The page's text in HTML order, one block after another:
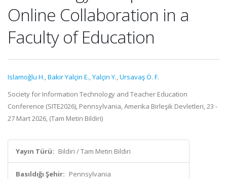
Online Collaboration in a
Faculty of Education
Islamoğlu H.,Bakir Yalçin E.,Yalçin Y.,Ursavaş Ö. F.
Society for Information Technology and Teacher Education
Conference (SITE2026), Pennsylvania, Amerika Birleşik Devletleri, 23 -
27 Mart 2026, (Tam Metin Bildiri)
Yayın Türü: Bildiri / Tam Metin Bildiri
Basıldığı Şehir: Pennsylvania